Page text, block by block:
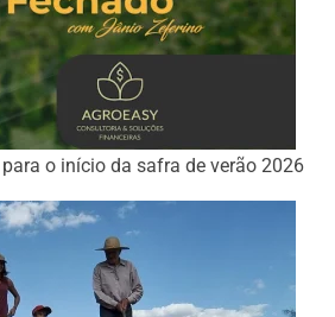
o início da safra de verão 2026